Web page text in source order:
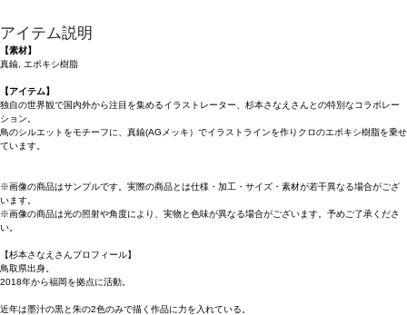
アイテム説明
【素材】
真鍮, エポキシ樹脂
【アイテム】
独自の世界観で国内外から注目を集めるイラストレーター、杉本さなえさんとの特別なコラボレー
ション。
鳥のシルエットをモチーフに、真鍮(AGメッキ）でイラストラインを作りクロのエポキシ樹脂を乗せ
ています。
※画像の商品はサンプルです。実際の商品とは仕様・加工・サイズ・素材が若干異なる場合がござ
います。
※画像の商品は光の照射や角度により、実物と色味が異なる場合がございます。予めご了承くださ
い。
【杉本さなえさんプロフィール】
鳥取県出身。
2018年から福岡を拠点に活動。
近年は墨汁の黒と朱の2色のみで描く作品に力を入れている。